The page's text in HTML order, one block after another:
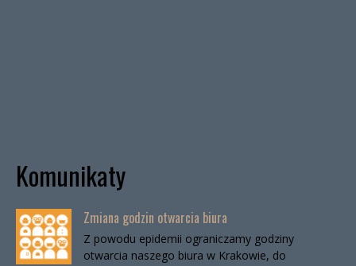
Komunikaty
Zmiana godzin otwarcia biura
Z powodu epidemii ograniczamy godziny
otwarcia naszego biura w Krakowie, do